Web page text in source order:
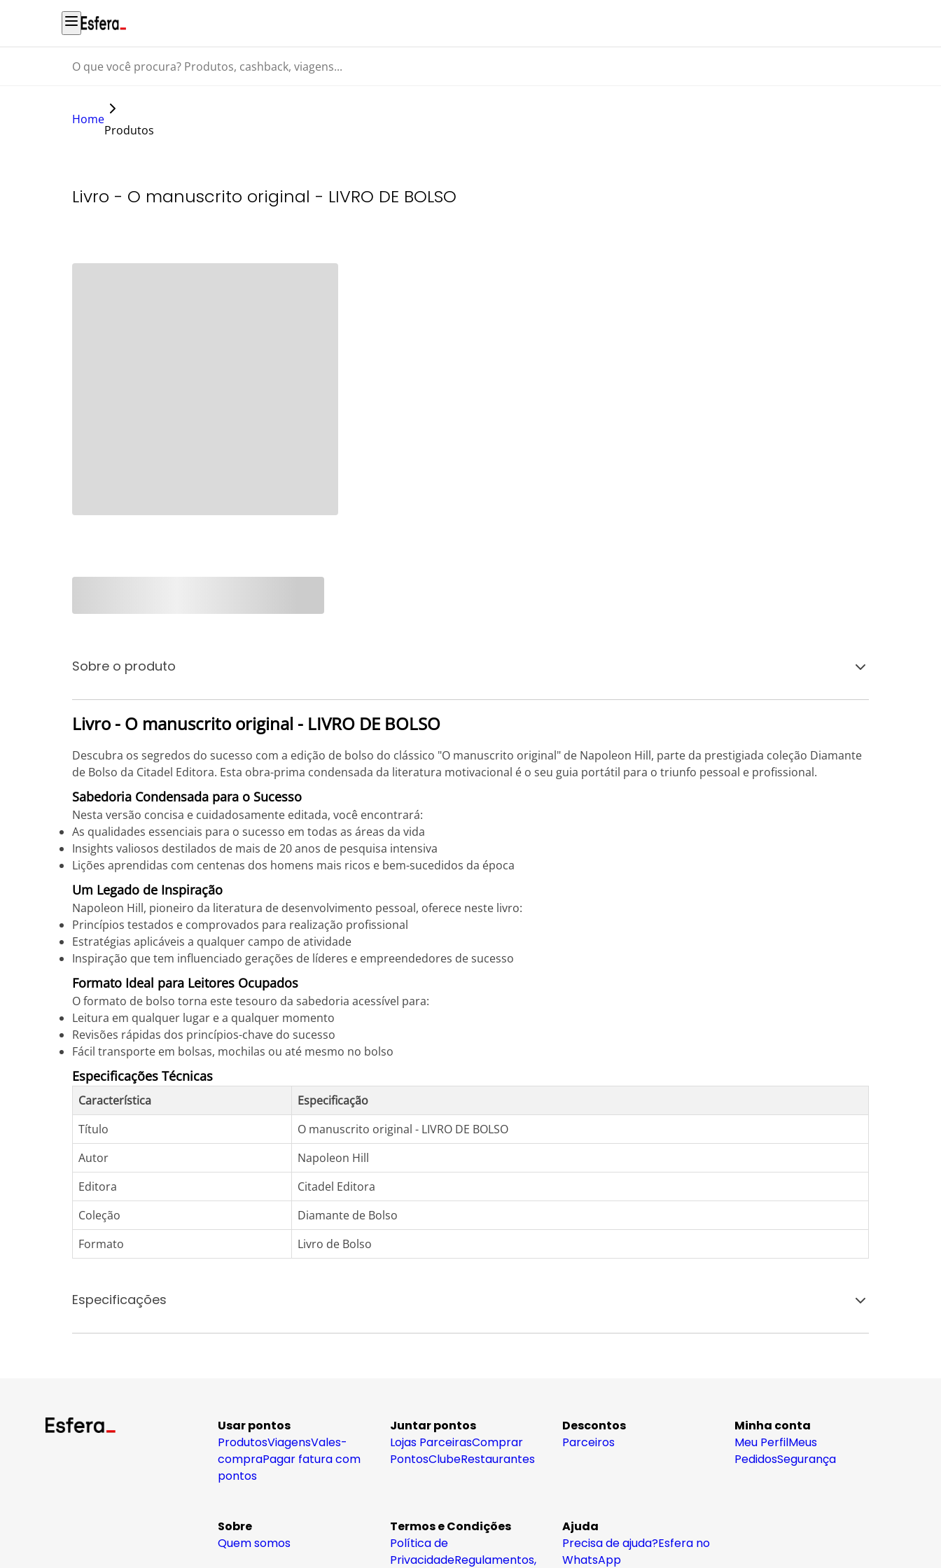
O que você procura? Produtos, cashback, viagens...
Home
Produtos
Livro - O manuscrito original - LIVRO DE BOLSO
Sobre o produto
Livro - O manuscrito original - LIVRO DE BOLSO
Descubra os segredos do sucesso com a edição de bolso do clássico "O manuscrito original" de Napoleon Hill, parte da prestigiada coleção Diamante
de Bolso da Citadel Editora. Esta obra-prima condensada da literatura motivacional é o seu guia portátil para o triunfo pessoal e profissional.
Sabedoria Condensada para o Sucesso
Nesta versão concisa e cuidadosamente editada, você encontrará:
As qualidades essenciais para o sucesso em todas as áreas da vida
Insights valiosos destilados de mais de 20 anos de pesquisa intensiva
Lições aprendidas com centenas dos homens mais ricos e bem-sucedidos da época
Um Legado de Inspiração
Napoleon Hill, pioneiro da literatura de desenvolvimento pessoal, oferece neste livro:
Princípios testados e comprovados para realização profissional
Estratégias aplicáveis a qualquer campo de atividade
Inspiração que tem influenciado gerações de líderes e empreendedores de sucesso
Formato Ideal para Leitores Ocupados
O formato de bolso torna este tesouro da sabedoria acessível para:
Leitura em qualquer lugar e a qualquer momento
Revisões rápidas dos princípios-chave do sucesso
Fácil transporte em bolsas, mochilas ou até mesmo no bolso
Especificações Técnicas
Característica
Especificação
Título
O manuscrito original - LIVRO DE BOLSO
Autor
Napoleon Hill
Editora
Citadel Editora
Coleção
Diamante de Bolso
Formato
Livro de Bolso
Especificações
Usar pontos
ProdutosViagensVales-
compraPagar fatura com
pontos
Juntar pontos
Lojas ParceirasComprar
PontosClubeRestaurantes
Descontos
Parceiros
Minha conta
Meu PerfilMeus
PedidosSegurança
Sobre
Quem somos
Termos e Condições
Política de
PrivacidadeRegulamentos,
Ajuda
Precisa de ajuda?Esfera no
WhatsApp